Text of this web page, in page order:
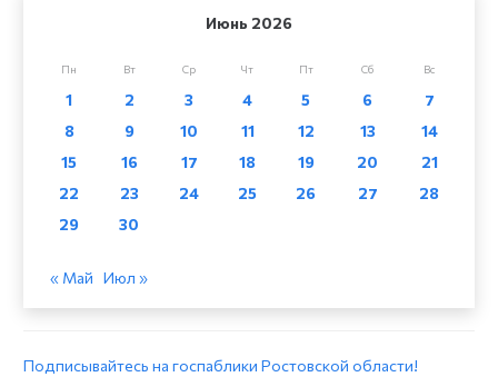
Июнь 2026
Пн Вт Ср Чт Пт Сб Вс
1 2 3 4 5 6
7
8
9 10 11 12 13
14
15
16 17 18 19 20
21
22
23 24 25 26 27
28
29
30
« Май Июл »
Подписывайтесь на госпаблики Ростовской области!